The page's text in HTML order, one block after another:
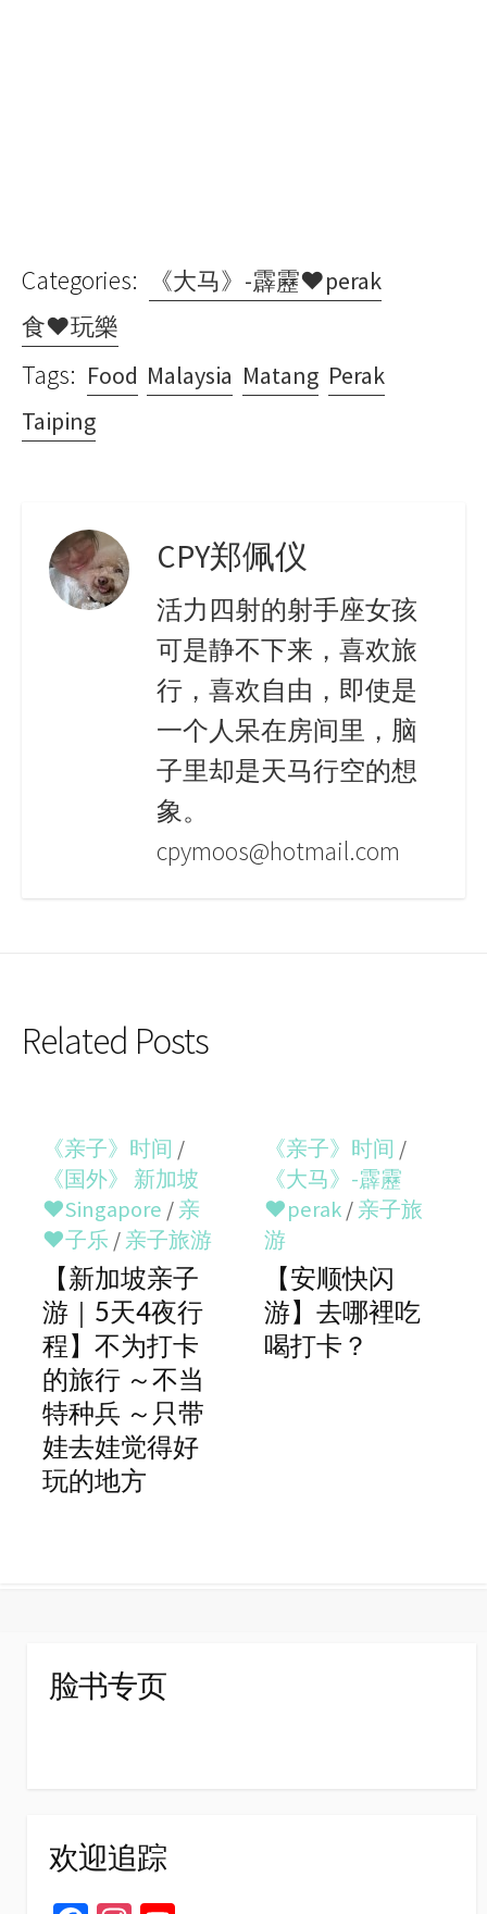
Categories:
《大马》-霹靂♥perak
食♥玩樂
Tags: Food Malaysia Matang Perak
Taiping
CPY郑佩仪
活力四射的射手座女孩
可是静不下来，喜欢旅
行，喜欢自由，即使是
一个人呆在房间里，脑
子里却是天马行空的想
象。
cpymoos@hotmail.com
Related Posts
《亲子》时间 /
《国外》 新加坡
♥Singapore /亲
♥子乐 /亲子旅游
【新加坡亲子
游｜5天4夜行
程】不为打卡
的旅行 ～不当
特种兵 ～只带
娃去娃觉得好
玩的地方
《亲子》时间 /
《大马》-霹靂
♥perak/亲子旅
游
【安顺快闪
游】去哪裡吃
喝打卡？
脸书专页
欢迎追踪